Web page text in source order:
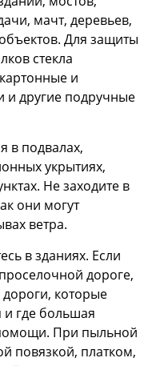
мачт, деревьев,
Для защиты
стекла
и
и другие подручные
в подвалах,
укрытиях,
Не заходите в
они могут
ветра.
в зданиях. Если
дороге,
которые
где большая
При пыльной
по­вязкой, платком,